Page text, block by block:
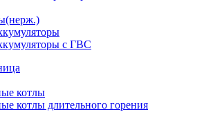
с ГВС
котлы
котлы длительного горения